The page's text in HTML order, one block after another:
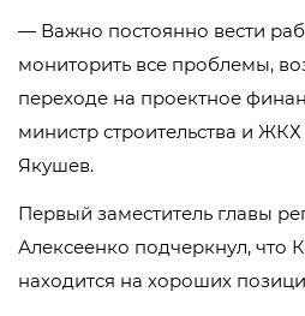
— Важно постоянно вести
мониторить все проблемы,
переходе на проектное
министр строительства и
Якушев.
Первый заместитель главы
Алексеенко подчеркнул, что
находится на хороших